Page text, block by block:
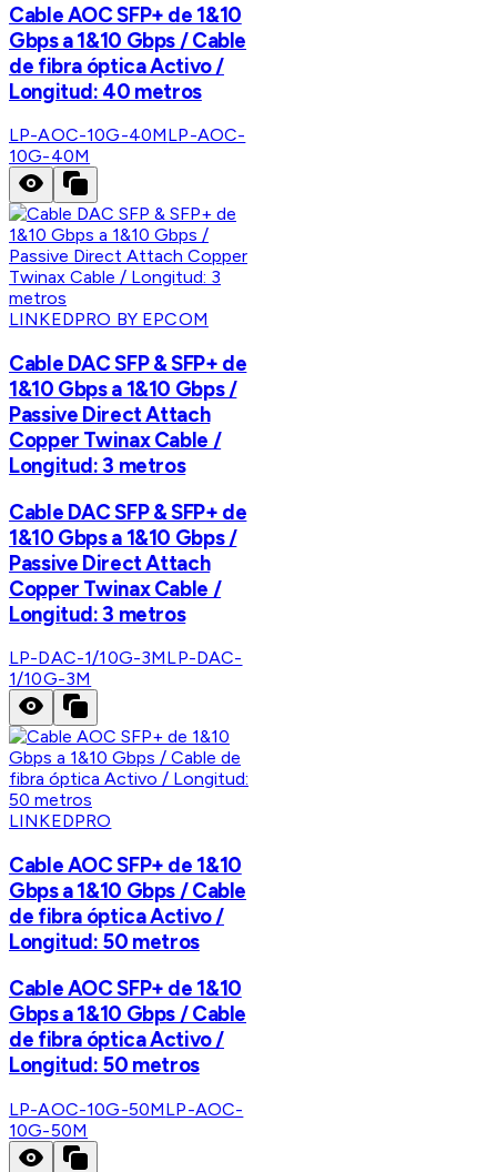
Cable AOC SFP+ de 1&10
Gbps a 1&10 Gbps / Cable
de fibra óptica Activo /
Longitud: 40 metros
LP-AOC-10G-40MLP-AOC-
10G-40M
LINKEDPRO BY EPCOM
Cable DAC SFP & SFP+ de
1&10 Gbps a 1&10 Gbps /
Passive Direct Attach
Copper Twinax Cable /
Longitud: 3 metros
Cable DAC SFP & SFP+ de
1&10 Gbps a 1&10 Gbps /
Passive Direct Attach
Copper Twinax Cable /
Longitud: 3 metros
LP-DAC-1/10G-3MLP-DAC-
1/10G-3M
LINKEDPRO
Cable AOC SFP+ de 1&10
Gbps a 1&10 Gbps / Cable
de fibra óptica Activo /
Longitud: 50 metros
Cable AOC SFP+ de 1&10
Gbps a 1&10 Gbps / Cable
de fibra óptica Activo /
Longitud: 50 metros
LP-AOC-10G-50MLP-AOC-
10G-50M